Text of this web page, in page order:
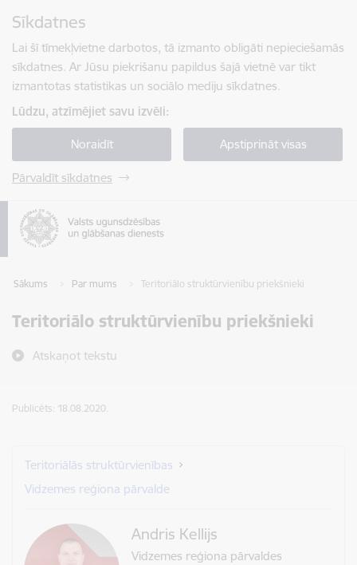
Sīkdatnes
Lai šī tīmekļvietne darbotos, tā izmanto obligāti nepieciešamās
sīkdatnes. Ar Jūsu piekrišanu papildus šajā vietnē var tikt
izmantotas statistikas un sociālo mediju sīkdatnes.
Lūdzu, atzīmējiet savu izvēli:
Noraidīt Apstiprināt visas
Pārvaldīt sīkdatnes
Sākums Par mums Teritoriālo struktūrvienību priekšnieki
Teritoriālo struktūrvienību priekšnieki
Atskaņot tekstu
Publicēts: 18.08.2020.
Teritoriālās struktūrvienības
Vidzemes reģiona pārvalde
Andris Kellijs
Vidzemes reģiona pārvaldes